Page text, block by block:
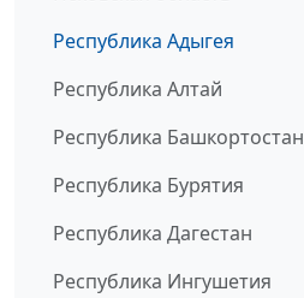
Республика Адыгея
Республика Алтай
Республика Башкортостан
Республика Бурятия
Республика Дагестан
Республика Ингушетия